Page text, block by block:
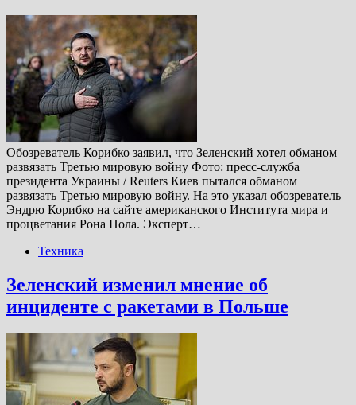
Обозреватель Корибко заявил, что Зеленский хотел обманом
развязать Третью мировую войну Фото: пресс-служба
президента Украины / Reuters Киев пытался обманом
развязать Третью мировую войну. На это указал обозреватель
Эндрю Корибко на сайте американского Института мира и
процветания Рона Пола. Эксперт…
Техника
Зеленский изменил мнение об
инциденте с ракетами в Польше